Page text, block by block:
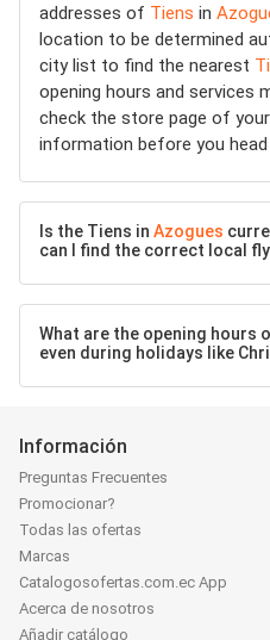
addresses of Tiens in
location to be determined
city list to find the nearest
opening hours and services
check the store page of your
information before you
Is the Tiens in Azogues
can I find the correct local
What are the opening hours
even during holidays like
Información
Preguntas Frecuentes
Promocionar?
Todas las ofertas
Marcas
Catalogosofertas.com.ec App
Acerca de nosotros
Añadir catálogo